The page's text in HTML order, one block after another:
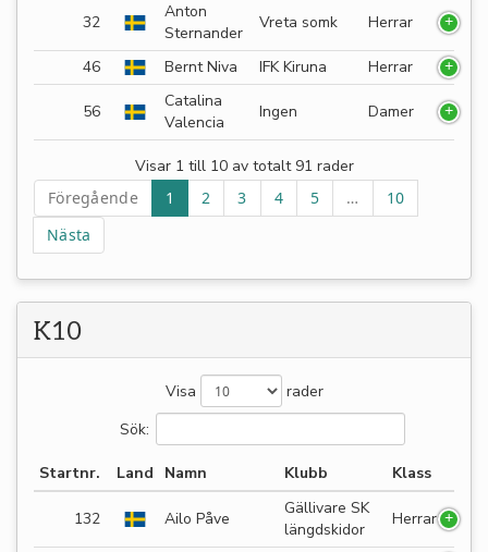
32
Anton
Sternander
Vreta somk Herrar
46 Bernt Niva IFK Kiruna Herrar
56
Catalina
Valencia
Ingen Damer
Visar 1 till 10 av totalt 91 rader
Föregående
1 2 3 4 5 …
10
Nästa
K10
Visa
rader
Sök:
Startnr. Land Namn Klubb Klass
132 Ailo Påve
Gällivare SK
längdskidor
Herrar